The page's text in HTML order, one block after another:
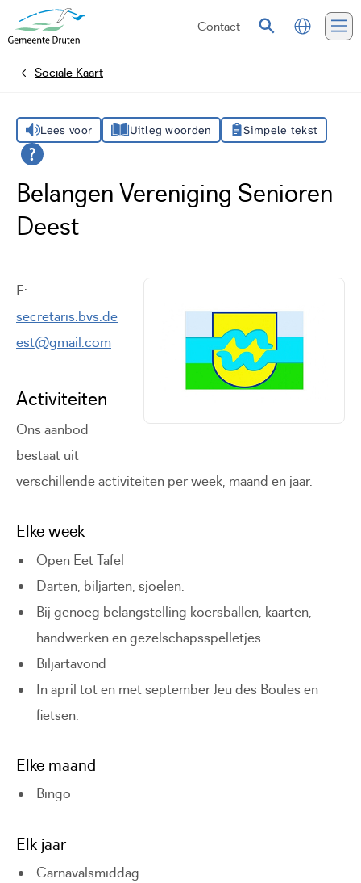
Contact
ZoekenVertalen
HomeSociale Kaart
Lees voor Uitleg woorden Simpele tekst
Belangen Vereniging Senioren
Deest
E:
secretaris.bvs.de
est@gmail.com
Activiteiten
Ons aanbod
bestaat uit
verschillende activiteiten per week, maand en jaar.
Elke week
Open Eet Tafel
Darten, biljarten, sjoelen.
Bij genoeg belangstelling koersballen, kaarten,
handwerken en gezelschapsspelletjes
Biljartavond
In april tot en met september Jeu des Boules en
fietsen.
Elke maand
Bingo
Elk jaar
Carnavalsmiddag